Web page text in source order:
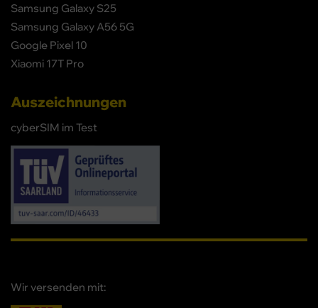
Samsung Galaxy S25
Samsung Galaxy A56 5G
Google Pixel 10
Xiaomi 17T Pro
Auszeichnungen
cyberSIM im Test
Wir versenden mit: